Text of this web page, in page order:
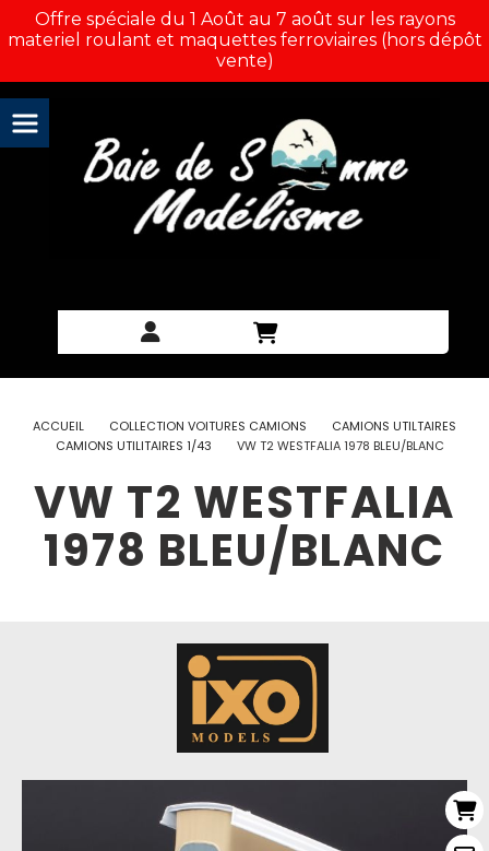
Offre spéciale du 1 Août au 7 août sur les rayons
materiel roulant et maquettes ferroviaires (hors dépôt
vente)
ACCUEIL COLLECTION VOITURES CAMIONS
CAMIONS UTILTAIRES
CAMIONS UTILITAIRES 1/43
VW T2 WESTFALIA 1978 BLEU/BLANC
VW T2 WESTFALIA
1978 BLEU/BLANC
Panneau de gestion des cookies